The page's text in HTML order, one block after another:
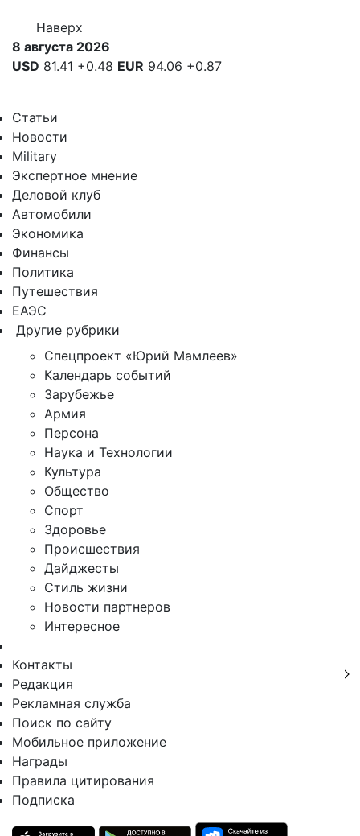
Наверх
8 августа 2026
USD 81.41 +0.48 EUR 94.06 +0.87
Статьи
Новости
Military
Экспертное мнение
Деловой клуб
Автомобили
Экономика
Финансы
Политика
Путешествия
ЕАЭС
Другие рубрики
Спецпроект «Юрий Мамлеев»
Календарь событий
Зарубежье
Армия
Персона
Наука и Технологии
Культура
Общество
Спорт
Здоровье
Происшествия
Дайджесты
Стиль жизни
Новости партнеров
Интересное
Контакты
Редакция
Рекламная служба
Поиск по сайту
Мобильное приложение
Награды
Правила цитирования
Подписка